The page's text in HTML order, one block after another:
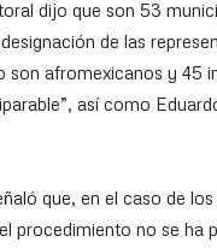
dijo que son 53
de las
son afromexicanos y 45
así como
que, en el caso de
procedimiento no se ha